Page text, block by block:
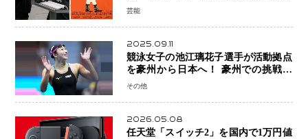
の大惨事コメディ「DIGGER ディガ
芸能
2025.09.11
競泳女子の池江璃花子選手が活動拠点
を豪州から日本へ！ 豪州での挑戦を
糧に、28年ロサンゼルス五輪へ再始動
その他
2026.05.08
任天堂「スイッチ2」を国内で1万円値